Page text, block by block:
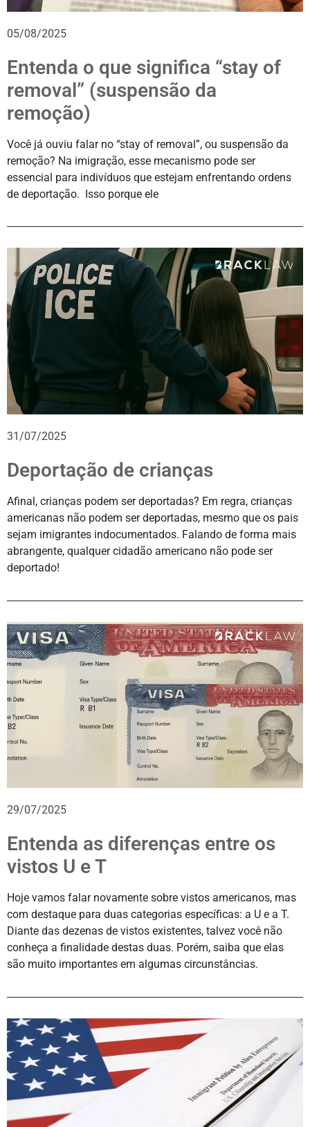
05/08/2025
Entenda o que significa “stay of
removal” (suspensão da
remoção)
Você já ouviu falar no “stay of removal”, ou suspensão da
remoção? Na imigração, esse mecanismo pode ser
essencial para indivíduos que estejam enfrentando ordens
de deportação. Isso porque ele
31/07/2025
Deportação de crianças
Afinal, crianças podem ser deportadas? Em regra, crianças
americanas não podem ser deportadas, mesmo que os pais
sejam imigrantes indocumentados. Falando de forma mais
abrangente, qualquer cidadão americano não pode ser
deportado!
29/07/2025
Entenda as diferenças entre os
vistos U e T
Hoje vamos falar novamente sobre vistos americanos, mas
com destaque para duas categorias específicas: a U e a T.
Diante das dezenas de vistos existentes, talvez você não
conheça a finalidade destas duas. Porém, saiba que elas
são muito importantes em algumas circunstâncias.